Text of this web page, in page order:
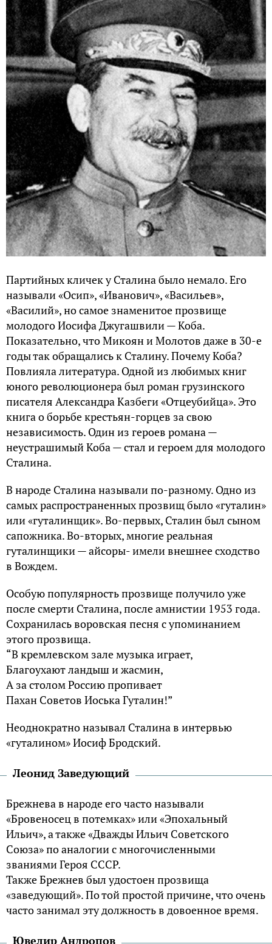
Партийных кличек у Сталина было немало. Его
называли «Осип», «Иванович», «Васильев»,
«Василий», но самое знаменитое прозвище
молодого Иосифа Джугашвили — Коба.
Показательно, что Микоян и Молотов даже в 30-е
годы так обращались к Сталину. Почему Коба?
Повлияла литература. Одной из любимых книг
юного революционера был роман грузинского
писателя Александра Казбеги «Отцеубийца». Это
книга о борьбе крестьян-горцев за свою
независимость. Один из героев романа —
неустрашимый Коба — стал и героем для молодого
Сталина.
В народе Сталина называли по-разному. Одно из
самых распространенных прозвищ было «гуталин»
или «гуталинщик». Во-первых, Сталин был сыном
сапожника. Во-вторых, многие реальная
гуталинщики — айсоры- имели внешнее сходство
в Вождем.
Особую популярность прозвище получило уже
после смерти Сталина, после амнистии 1953 года.
Сохранилась воровская песня с упоминанием
этого прозвища.
“В кремлевском зале музыка играет,
Благоухают ландыш и жасмин,
А за столом Россию пропивает
Пахан Советов Иоська Гуталин!”
Неоднократно называл Сталина в интервью
«гуталином» Иосиф Бродский.
Леонид Заведующий
Брежнева в народе его часто называли
«Бровеносец в потемках» или «Эпохальный
Ильич», а также «Дважды Ильич Советского
Союза» по аналогии с многочисленными
званиями Героя СССР.
Также Брежнев был удостоен прозвища
«заведующий». По той простой причине, что очень
часто занимал эту должность в довоенное время.
Ювелир Андропов